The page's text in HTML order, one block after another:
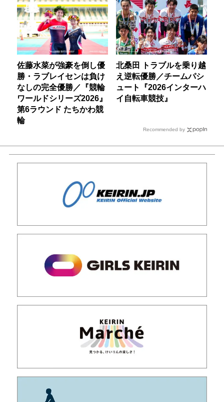
佐藤水菜が強豪を倒し優
勝・ラブレイセンは負け
なしの完全優勝／『競輪
ワールドシリーズ2026』
第6ラウンド たちかわ競
輪
北桑田 トラブルを乗り越
え逆転優勝／チームパシ
ュート『2026インターハ
イ自転車競技』
Recommended by